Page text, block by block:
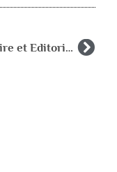
Sommaire et Editorial du numéro 2016-2 de Psychologie & Education